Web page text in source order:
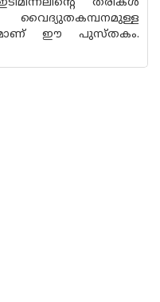
തരികൾ
ഈ പുസ്‌തകം.